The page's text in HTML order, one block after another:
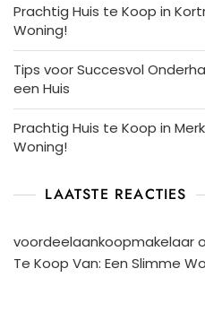
Prachtig Huis te Koop in
Woning!
Tips voor Succesvol
een Huis
Prachtig Huis te Koop in
Woning!
LAATSTE REACTIES
voordeelaankoopmakelaar
Te Koop Van: Een Slimme